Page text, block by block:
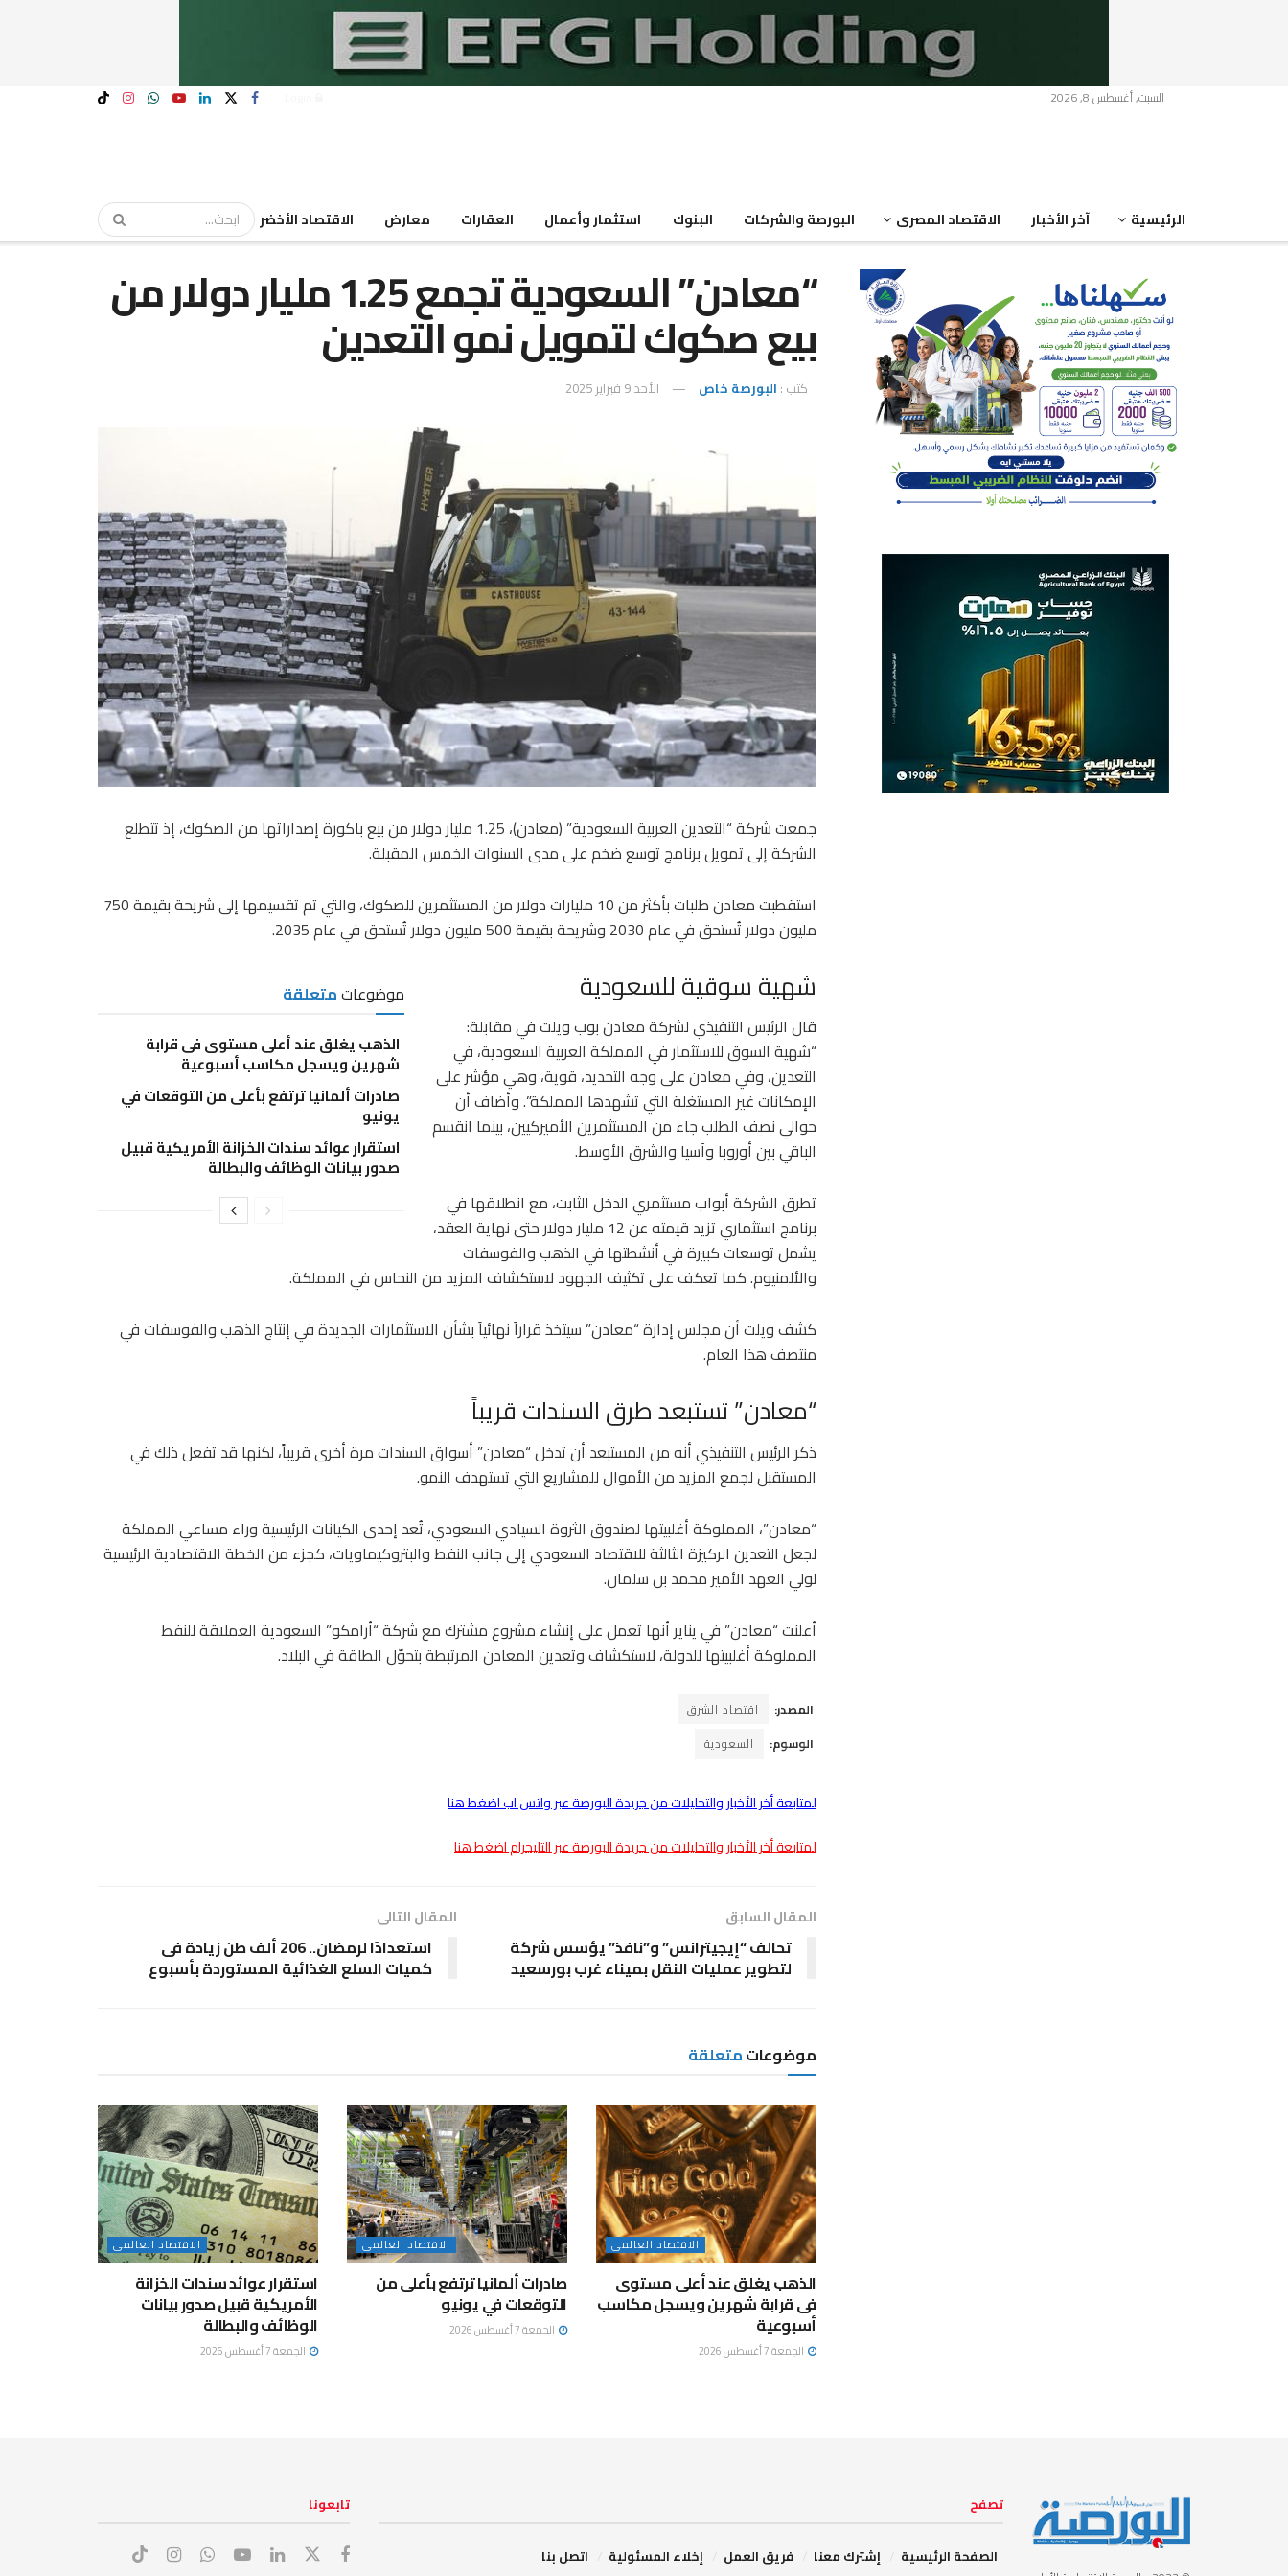
السبت, أغسطس 8, 2026
الرئيسية آخر الأخبار الاقتصاد المصرى البورصة والشركات البنوك استثمار وأعمال العقارات معارض الاقتصاد الأخضر
“معادن” السعودية تجمع 1.25 مليار دولار من
بيع صكوك لتمويل نمو التعدين
كتب : البورصة خاص الأحد 9 فبراير 2025
جمعت شركة “التعدين العربية السعودية” (معادن)، 1.25 مليار دولار من بيع باكورة إصداراتها من الصكوك، إذ تتطلع
الشركة إلى تمويل برنامج توسع ضخم على مدى السنوات الخمس المقبلة.
استقطبت معادن طلبات بأكثر من 10 مليارات دولار من المستثمرين للصكوك، والتي تم تقسيمها إلى شريحة بقيمة 750
مليون دولار تُستحق في عام 2030 وشريحة بقيمة 500 مليون دولار تُستحق في عام 2035.
موضوعاتمتعلقة
الذهب يغلق عند أعلى مستوى فى قرابة
شهرين ويسجل مكاسب أسبوعية
صادرات ألمانيا ترتفع بأعلى من التوقعات في
يونيو
استقرار عوائد سندات الخزانة الأمريكية قبيل
صدور بيانات الوظائف والبطالة
شهية سوقية للسعودية
قال الرئيس التنفيذي لشركة معادن بوب ويلت في مقابلة:
“شهية السوق للاستثمار في المملكة العربية السعودية، في
التعدين، وفي معادن على وجه التحديد، قوية، وهي مؤشر على
الإمكانات غير المستغلة التي تشهدها المملكة”. وأضاف أن
حوالي نصف الطلب جاء من المستثمرين الأميركيين، بينما انقسم
الباقي بين أوروبا وآسيا والشرق الأوسط.
تطرق الشركة أبواب مستثمري الدخل الثابت، مع انطلاقها في
برنامج استثماري تزيد قيمته عن 12 مليار دولار حتى نهاية العقد،
يشمل توسعات كبيرة في أنشطتها في الذهب والفوسفات
والألمنيوم. كما تعكف على تكثيف الجهود لاستكشاف المزيد من النحاس في المملكة.
كشف ويلت أن مجلس إدارة “معادن” سيتخذ قراراً نهائياً بشأن الاستثمارات الجديدة في إنتاج الذهب والفوسفات في
منتصف هذا العام.
“معادن” تستبعد طرق السندات قريباً
ذكر الرئيس التنفيذي أنه من المستبعد أن تدخل “معادن” أسواق السندات مرة أخرى قريباً، لكنها قد تفعل ذلك في
المستقبل لجمع المزيد من الأموال للمشاريع التي تستهدف النمو.
“معادن”، المملوكة أغلبيتها لصندوق الثروة السيادي السعودي، تُعد إحدى الكيانات الرئيسية وراء مساعي المملكة
لجعل التعدين الركيزة الثالثة للاقتصاد السعودي إلى جانب النفط والبتروكيماويات، كجزء من الخطة الاقتصادية الرئيسية
لولي العهد الأمير محمد بن سلمان.
أعلنت “معادن” في يناير أنها تعمل على إنشاء مشروع مشترك مع شركة “أرامكو” السعودية العملاقة للنفط
المملوكة أغلبيتها للدولة، لاستكشاف وتعدين المعادن المرتبطة بتحوّل الطاقة في البلاد.
المصدر:
اقتصاد الشرق
الوسوم:
السعودية
لمتابعة أخر الأخبار والتحليلات من جريدة البورصة عبر واتس اب اضغط هنا
لمتابعة أخر الأخبار والتحليلات من جريدة البورصة عبر التليجرام اضغط هنا
المقال السابق
تحالف “إيجيترانس” و”نافذ” يؤسس شركة
لتطوير عمليات النقل بميناء غرب بورسعيد
المقال التالى
استعدادًا لرمضان.. 206 ألف طن زيادة فى
كميات السلع الغذائية المستوردة بأسبوع
موضوعاتمتعلقة
الاقتصاد العالمى
الذهب يغلق عند أعلى مستوى
فى قرابة شهرين ويسجل مكاسب
أسبوعية
الجمعة 7 أغسطس 2026
الاقتصاد العالمى
صادرات ألمانيا ترتفع بأعلى من
التوقعات في يونيو
الجمعة 7 أغسطس 2026
الاقتصاد العالمى
استقرار عوائد سندات الخزانة
الأمريكية قبيل صدور بيانات
الوظائف والبطالة
الجمعة 7 أغسطس 2026
تصفح
الصفحة الرئيسية إشترك معنا فريق العمل إخلاء المسئولية اتصل بنا
تابعونا